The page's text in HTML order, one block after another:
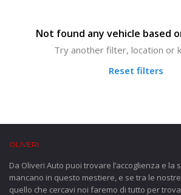
Not found any vehicle based
Try another filter, location or
Reset filters
OLIVERI
Da Oliveri Auto puoi trovare l’accoglienza e la
mancano in questo mestiere, e se tra le
quello che cercavi noi faremo di tutto per